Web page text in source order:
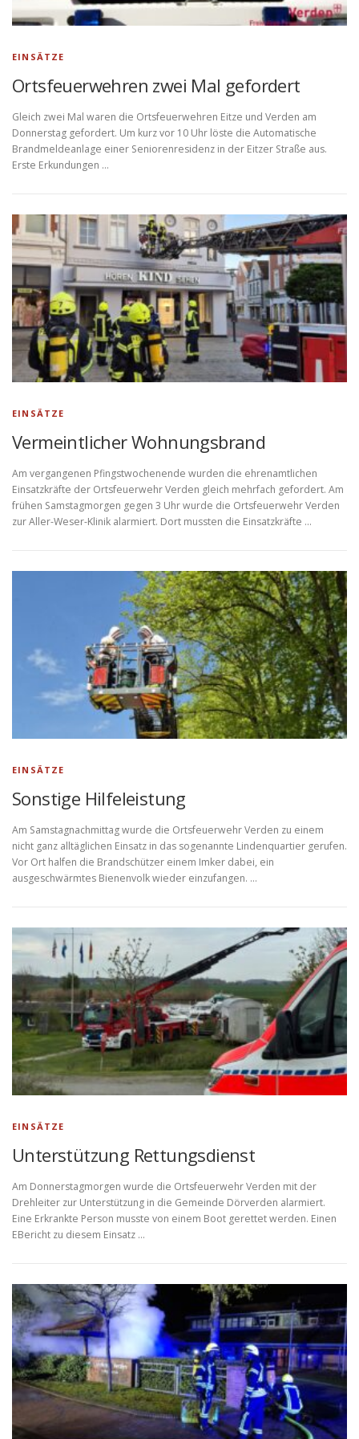
EINSÄTZE
Ortsfeuerwehren zwei Mal gefordert
Gleich zwei Mal waren die Ortsfeuerwehren Eitze und Verden am
Donnerstag gefordert. Um kurz vor 10 Uhr löste die Automatische
Brandmeldeanlage einer Seniorenresidenz in der Eitzer Straße aus.
Erste Erkundungen …
EINSÄTZE
Vermeintlicher Wohnungsbrand
Am vergangenen Pfingstwochenende wurden die ehrenamtlichen
Einsatzkräfte der Ortsfeuerwehr Verden gleich mehrfach gefordert. Am
frühen Samstagmorgen gegen 3 Uhr wurde die Ortsfeuerwehr Verden
zur Aller-Weser-Klinik alarmiert. Dort mussten die Einsatzkräfte …
EINSÄTZE
Sonstige Hilfeleistung
Am Samstagnachmittag wurde die Ortsfeuerwehr Verden zu einem
nicht ganz alltäglichen Einsatz in das sogenannte Lindenquartier gerufen.
Vor Ort halfen die Brandschützer einem Imker dabei, ein
ausgeschwärmtes Bienenvolk wieder einzufangen. …
EINSÄTZE
Unterstützung Rettungsdienst
Am Donnerstagmorgen wurde die Ortsfeuerwehr Verden mit der
Drehleiter zur Unterstützung in die Gemeinde Dörverden alarmiert.
Eine Erkrankte Person musste von einem Boot gerettet werden. Einen
EBericht zu diesem Einsatz …